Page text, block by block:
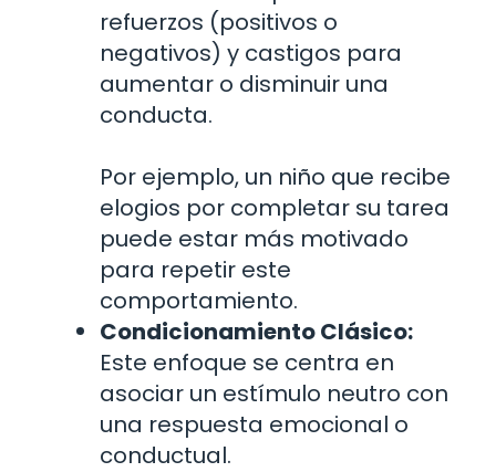
refuerzos (positivos o
negativos) y castigos para
aumentar o disminuir una
conducta.
Por ejemplo, un niño que recibe
elogios por completar su tarea
puede estar más motivado
para repetir este
comportamiento.
Condicionamiento Clásico:
Este enfoque se centra en
asociar un estímulo neutro con
una respuesta emocional o
conductual.